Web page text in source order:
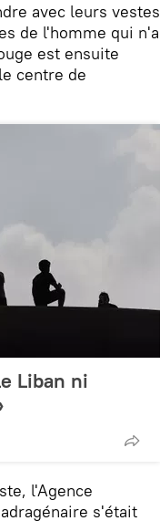
avec leurs vestes
de l'homme qui n'a
est ensuite
centre de
Liban ni
l'Agence
s'était